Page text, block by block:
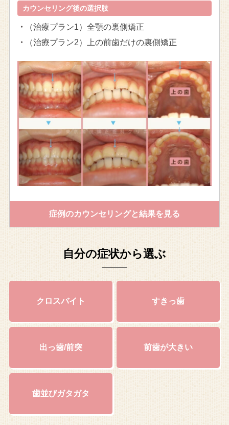
カウンセリング後の選択肢
・
（治療プラン1）全顎の裏側矯正
・
（治療プラン2）上の前歯だけの裏側矯正
症例のカウンセリングと結果を見る
自分の症状から選ぶ
クロスバイト すきっ歯
出っ歯/前突 前歯が大きい
歯並びガタガタ